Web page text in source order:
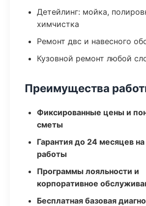
Детейлинг: мойка,
химчистка
Ремонт двс и навесного
Кузовной ремонт любой
Преимущества
Фиксированные цены и
сметы
Гарантия до 24 месяцев
работы
Программы лояльности и
корпоративное
Бесплатная базовая